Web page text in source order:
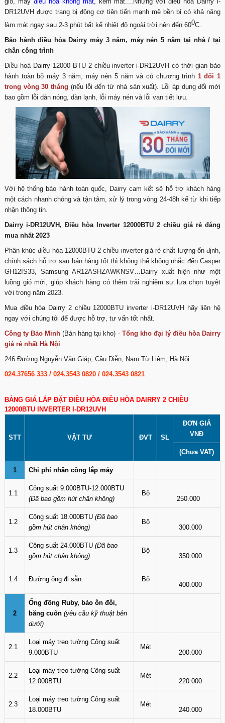
DR12UVH được trang bị động cơ tiên tiến mạnh mẽ bền bỉ có khả năng
làm mát ngay sau 2-3 phút bất kể nhiệt độ ngoài trời nên đến 600C.
Bảo hành điều hòa Dairry máy 3 năm, máy nén 5 năm tại nhà / tại
chân công trình
Điều hoà Dairry 12000 BTU 2 chiều inverter i-DR12UVH có thời gian bảo
hành toàn bộ máy 3 năm, máy nén 5 năm và có chương trình 1 đổi 1
trong vòng 30 tháng (nếu lỗi đến từ nhà sản xuất). Lỗi áp dụng đổi mới
bao gồm lỗi dàn nóng, dàn lạnh, lỗi máy nén và lỗi van tiết lưu.
Với hệ thống bảo hành toàn quốc, Dairry cam kết sẽ hỗ trợ khách hàng
một cách nhanh chóng và tận tâm, xử lý trong vòng 24-48h kể từ khi tiếp
nhận thông tin.
Dairry i-DR12UVH, Điều hòa Inverter 12000BTU 2 chiều giá rẻ đáng
mua nhất 2023
Phân khúc điều hòa 12000BTU 2 chiều inverter giá rẻ chất lượng ổn định,
chính sách hỗ trợ sau bán hàng tốt thì không thể không nhắc đến Casper
GH12IS33, Samsung AR12ASHZAWKNSV…Dairry xuất hiện như một
luồng gió mới, giúp khách hàng có thêm trải nghiệm sự lựa chọn tuyệt
vời trong năm 2023.
Mua điều hòa Dairry 2 chiều 12000BTU inverter i-DR12UVH hãy liên hệ
ngay với chúng tôi để được hỗ trợ, tư vấn tốt nhất.
Công ty Bảo Minh (Bán hàng tại kho) - Tổng kho đại lý điều hòa Dairry
giá rẻ nhất Hà Nội
246 Đường Nguyễn Văn Giáp, Cầu Diễn, Nam Từ Liêm, Hà Nội
024.37656 333 / 024.3543 0820 / 024.3543 0821
BẢNG GIÁ LẮP ĐẶT ĐIỀU HÒA ĐIỀU HÒA DAIRRY 2 CHIỀU
12000BTU INVERTER I-DR12UVH
STT VẬT TƯ ĐVT SL
ĐƠN GIÁ
VNĐ
(Chưa VAT)
1 Chi phí nhân công lắp máy
1.1
Công suất 9.000BTU-12.000BTU
(Đã bao gồm hút chân không)
Bộ
250.000
1.2
Công suất 18.000BTU (Đã bao
gồm hút chân không)
Bộ
300.000
1.3
Công suất 24.000BTU (Đã bao
gồm hút chân không)
Bộ
350.000
1.4 Đường ống đi sẵn Bộ
400.000
2
Ống đồng Ruby, bảo ôn đôi,
băng cuốn (yêu cầu kỹ thuật bên
dưới)
2.1
Loại máy treo tường Công suất
9.000BTU
Mét
200.000
2.2
Loại máy treo tường Công suất
12.000BTU
Mét
220.000
2.3
Loại máy treo tường Công suất
18.000BTU
Mét
240.000